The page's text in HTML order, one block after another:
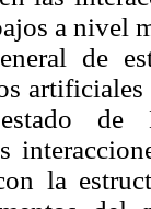
a nivel
de
la